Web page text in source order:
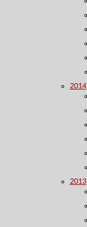
2014
2013